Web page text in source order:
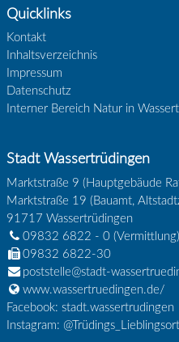
Quicklinks
Kontakt
Inhaltsverzeichnis
Impressum
Datenschutz
Interner Bereich Natur in
Stadt Wassertrüdingen
Marktstraße 9 (Hauptgebäude
Marktstraße 19 (Bauamt,
91717 Wassertrüdingen
09832 6822 - 0(Vermittlung)
09832 6822-30
poststelle@stadt-
www.wassertruedingen.de/
Facebook: stadt.wassertrudingen
Instagram: